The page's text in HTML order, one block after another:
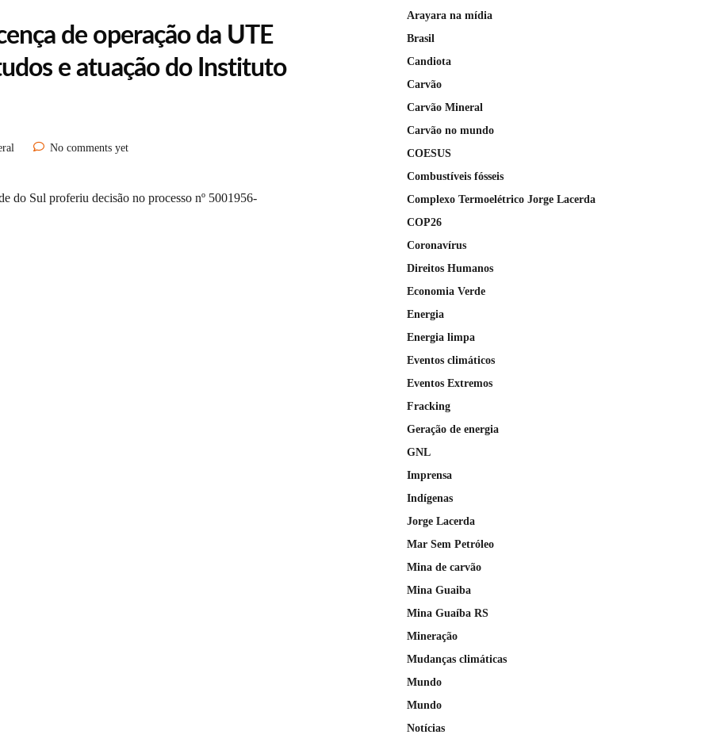
de operação da UTE
e atuação do Instituto
No comments yet
do Sul proferiu decisão no processo nº 5001956-
Arayara na mídia
Brasil
Candiota
Carvão
Carvão Mineral
Carvão no mundo
COESUS
Combustíveis fósseis
Complexo Termoelétrico Jorge Lacerda
COP26
Coronavírus
Direitos Humanos
Economia Verde
Energia
Energia limpa
Eventos climáticos
Eventos Extremos
Fracking
Geração de energia
GNL
Imprensa
Indígenas
Jorge Lacerda
Mar Sem Petróleo
Mina de carvão
Mina Guaiba
Mina Guaíba RS
Mineração
Mudanças climáticas
Mundo
Mundo
Notícias